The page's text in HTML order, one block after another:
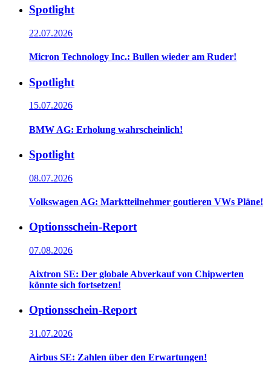
Spotlight
22.07.2026
Micron Technology Inc.: Bullen wieder am Ruder!
Spotlight
15.07.2026
BMW AG: Erholung wahrscheinlich!
Spotlight
08.07.2026
Volkswagen AG: Marktteilnehmer goutieren VWs Pläne!
Optionsschein-Report
07.08.2026
Aixtron SE: Der globale Abverkauf von Chipwerten
könnte sich fortsetzen!
Optionsschein-Report
31.07.2026
Airbus SE: Zahlen über den Erwartungen!